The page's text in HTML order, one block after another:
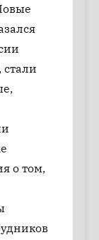
о том,